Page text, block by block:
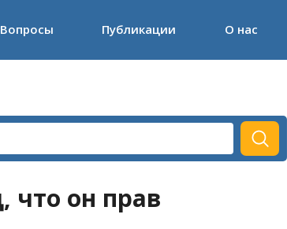
Вопросы Публикации О нас
что он прав